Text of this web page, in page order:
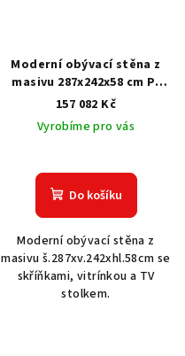
Moderní obývací stěna z
masivu 287x242x58 cm P-
7167
157 082 Kč
Vyrobíme pro vás
Do košíku
Moderní obývací stěna z
masivu š.287xv.242xhl.58cm se
skříňkami, vitrínkou a TV
stolkem.